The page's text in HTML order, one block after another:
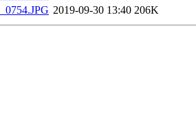
2019-09-30 13:40 206K